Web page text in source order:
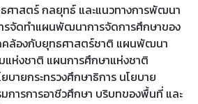
ศาสตร์ กลยุทธ์ และแนวทางการพัฒนา
รจัดทำแผนพัฒนาการจัดการศึกษาของ
คล้องกับยุทธศาสตร์ชาติ แผนพัฒนา
แห่งชาติ แผนการศึกษาแห่งชาติ
บายกระทรวงศึกษาธิการ นโยบาย
การการอาชีวศึกษา บริบทของพื้นที่ และ